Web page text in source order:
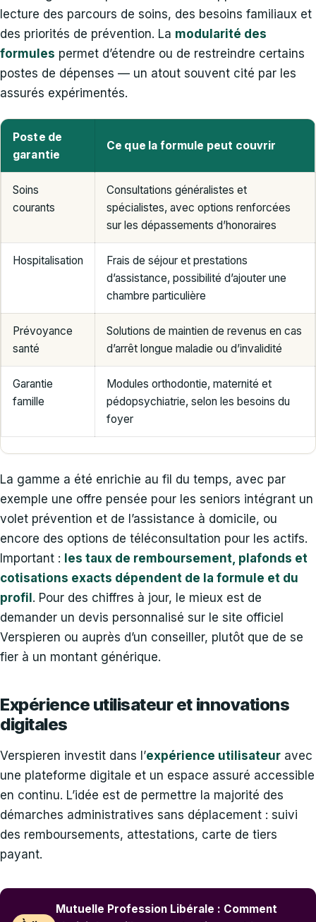
lecture des parcours de soins, des besoins familiaux et
des priorités de prévention. La modularité des
formules permet d’étendre ou de restreindre certains
postes de dépenses — un atout souvent cité par les
assurés expérimentés.
Poste de
garantie
Ce que la formule peut couvrir
Soins
courants
Consultations généralistes et
spécialistes, avec options renforcées
sur les dépassements d’honoraires
Hospitalisation
Frais de séjour et prestations
d’assistance, possibilité d’ajouter une
chambre particulière
Prévoyance
santé
Solutions de maintien de revenus en cas
d’arrêt longue maladie ou d’invalidité
Garantie
famille
Modules orthodontie, maternité et
pédopsychiatrie, selon les besoins du
foyer
La gamme a été enrichie au fil du temps, avec par
exemple une offre pensée pour les seniors intégrant un
volet prévention et de l’assistance à domicile, ou
encore des options de téléconsultation pour les actifs.
Important : les taux de remboursement, plafonds et
cotisations exacts dépendent de la formule et du
profil. Pour des chiffres à jour, le mieux est de
demander un devis personnalisé sur le site officiel
Verspieren ou auprès d’un conseiller, plutôt que de se
fier à un montant générique.
Expérience utilisateur et innovations
digitales
Verspieren investit dans l’expérience utilisateur avec
une plateforme digitale et un espace assuré accessible
en continu. L’idée est de permettre la majorité des
démarches administratives sans déplacement : suivi
des remboursements, attestations, carte de tiers
payant.
Mutuelle Profession Libérale : Comment